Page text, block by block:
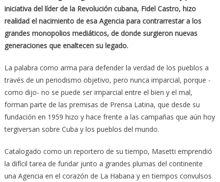
iniciativa del líder de la Revolución cubana, Fidel Castro, hizo
realidad el nacimiento de esa Agencia para contrarrestar a los
grandes monopolios mediáticos, de donde surgieron nuevas
generaciones que enaltecen su legado.
La palabra como arma para defender la verdad de los pueblos a
través de un periodismo objetivo, pero nunca imparcial, porque -
como dijo- no se puede ser imparcial entre el bien y el mal,
forman parte de las premisas de Prensa Latina, que desde su
fundación en 1959 hizo y hace frente a las campañas que aún hoy
tergiversan sobre Cuba y los pueblos del mundo.
Catalogado como un reportero de su tiempo, Masetti emprendió
la difícil tarea de fundar junto a grandes plumas del continente
una Agencia en el corazón de La Habana y en tiempos convulsos